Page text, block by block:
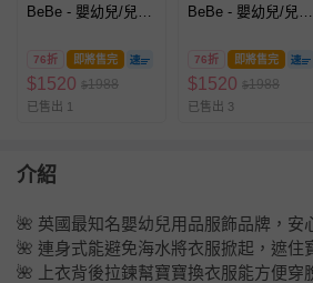
BeBe - 嬰幼兒/兒童
子
76折 即將售完
$1520 $1988
已售出 1
BeBe - 嬰幼兒/兒童
龍
76折 即將售完
$1520 $1988
已售出 3
介紹
🌺 英國最知名嬰幼兒用品服飾品牌，安
🌺 連身式能避免海水將衣服掀起，遮住
🌺 上衣背後拉鍊幫寶寶換衣服能方便穿